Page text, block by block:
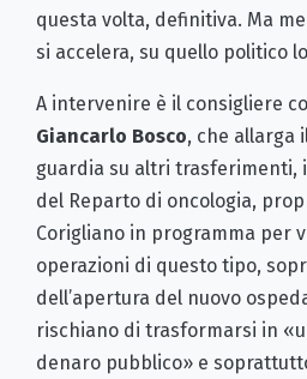
questa volta, definitiva. Ma
si accelera, su quello politico
A intervenire è il consigliere
Giancarlo Bosco, che allarga
guardia su altri trasferimenti,
del Reparto di oncologia,
Corigliano in programma per
operazioni di questo tipo,
dell’apertura del nuovo
rischiano di trasformarsi in
denaro pubblico» e